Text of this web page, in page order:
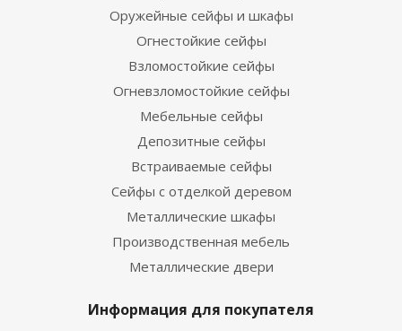
Оружейные сейфы и шкафы
Огнестойкие сейфы
Взломостойкие сейфы
Огневзломостойкие сейфы
Мебельные сейфы
Депозитные сейфы
Встраиваемые сейфы
Сейфы с отделкой деревом
Металлические шкафы
Производственная мебель
Металлические двери
Информация для покупателя